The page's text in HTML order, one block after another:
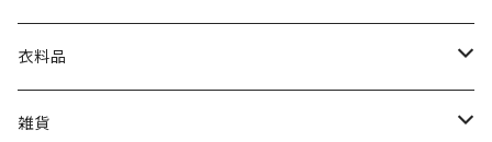
娯楽・エンターテインメント
古書セット
美術
衣料品
POLEWARDS
雑貨